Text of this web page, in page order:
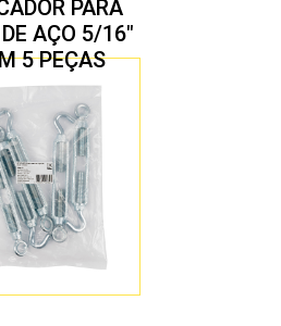
PARA
AÇO 5/16″
5 PEÇAS